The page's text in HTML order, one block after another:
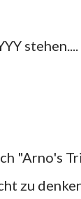
stehen....
zu